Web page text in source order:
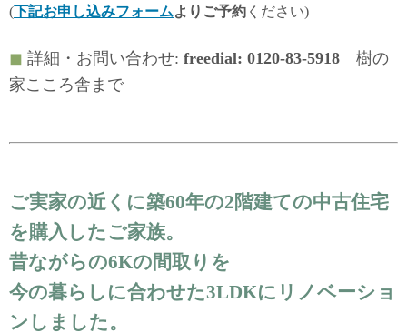
(下記お申し込みフォームよりご予約 ください)
◼︎ 詳細・お問い合わせ: freedial: 0120-83-5918 樹の
家こころ舎まで
ご実家の近くに築60年の2階建ての中古住宅
を購入したご家族。
昔ながらの6Kの間取りを
今の暮らしに合わせた3LDKにリノベーショ
ンしました。